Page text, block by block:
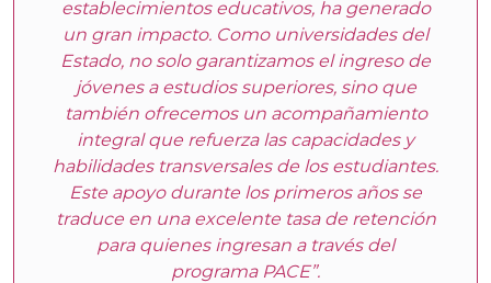
establecimientos educativos, ha generado
un gran impacto. Como universidades del
Estado, no solo garantizamos el ingreso de
jóvenes a estudios superiores, sino que
también ofrecemos un acompañamiento
integral que refuerza las capacidades y
habilidades transversales de los estudiantes.
Este apoyo durante los primeros años se
traduce en una excelente tasa de retención
para quienes ingresan a través del
programa PACE”.